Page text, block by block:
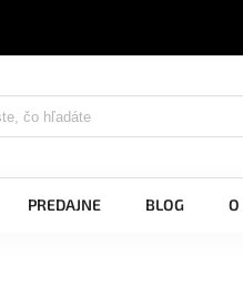
PREDAJNE BLOG O